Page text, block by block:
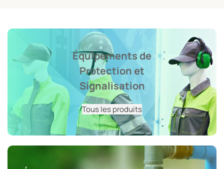
Équipements de
Protection et
Signalisation
Tous les produits